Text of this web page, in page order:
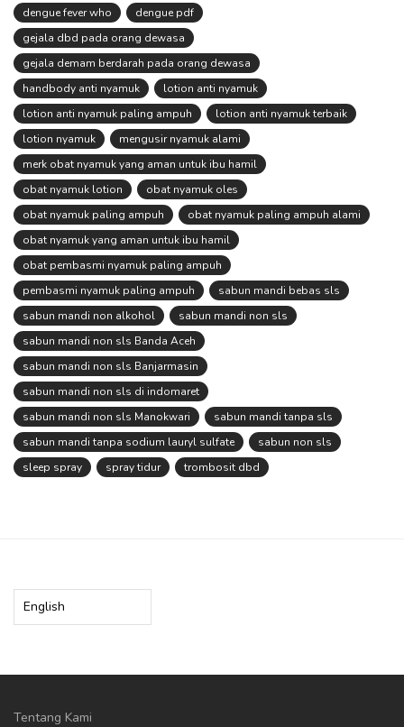
dengue fever who
dengue pdf
gejala dbd pada orang dewasa
gejala demam berdarah pada orang dewasa
handbody anti nyamuk
lotion anti nyamuk
lotion anti nyamuk paling ampuh
lotion anti nyamuk terbaik
lotion nyamuk
mengusir nyamuk alami
merk obat nyamuk yang aman untuk ibu hamil
obat nyamuk lotion
obat nyamuk oles
obat nyamuk paling ampuh
obat nyamuk paling ampuh alami
obat nyamuk yang aman untuk ibu hamil
obat pembasmi nyamuk paling ampuh
pembasmi nyamuk paling ampuh
sabun mandi bebas sls
sabun mandi non alkohol
sabun mandi non sls
sabun mandi non sls Banda Aceh
sabun mandi non sls Banjarmasin
sabun mandi non sls di indomaret
sabun mandi non sls Manokwari
sabun mandi tanpa sls
sabun mandi tanpa sodium lauryl sulfate
sabun non sls
sleep spray
spray tidur trombosit dbd
Choose
a
Tentang Kami